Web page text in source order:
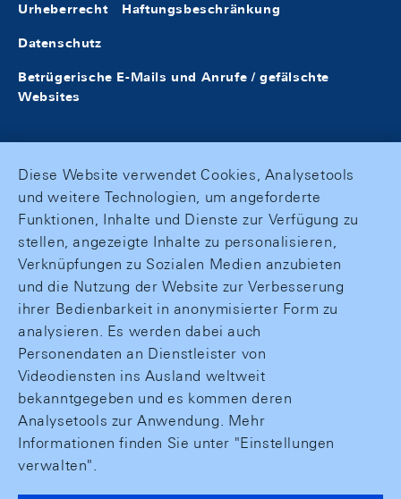
Urheberrecht Haftungsbeschränkung
Datenschutz
Betrügerische E-Mails und Anrufe / gefälschte
Websites
Diese Website verwendet Cookies, Analysetools
und weitere Technologien, um angeforderte
Funktionen, Inhalte und Dienste zur Verfügung zu
stellen, angezeigte Inhalte zu personalisieren,
Verknüpfungen zu Sozialen Medien anzubieten
und die Nutzung der Website zur Verbesserung
ihrer Bedienbarkeit in anonymisierter Form zu
analysieren. Es werden dabei auch
Personendaten an Dienstleister von
Videodiensten ins Ausland weltweit
bekanntgegeben und es kommen deren
Analysetools zur Anwendung. Mehr
Informationen finden Sie unter "Einstellungen
verwalten".